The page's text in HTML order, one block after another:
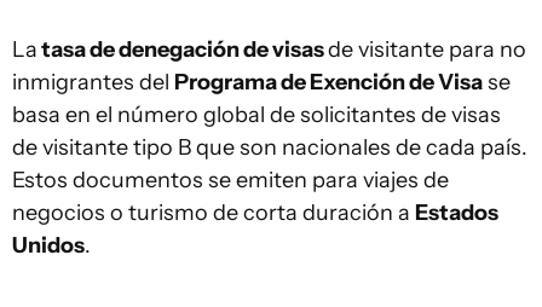
Latasa de denegación de visasde visitante para no
inmigrantes del Programa de Exención de Visase
basa en el número global de solicitantes de visas
de visitante tipo B que son nacionales de cada país.
Estos documentos se emiten para viajes de
negocios o turismo de corta duración a Estados
Unidos.